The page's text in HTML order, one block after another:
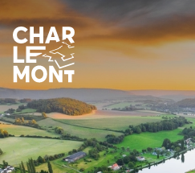
Logo van Charlemont